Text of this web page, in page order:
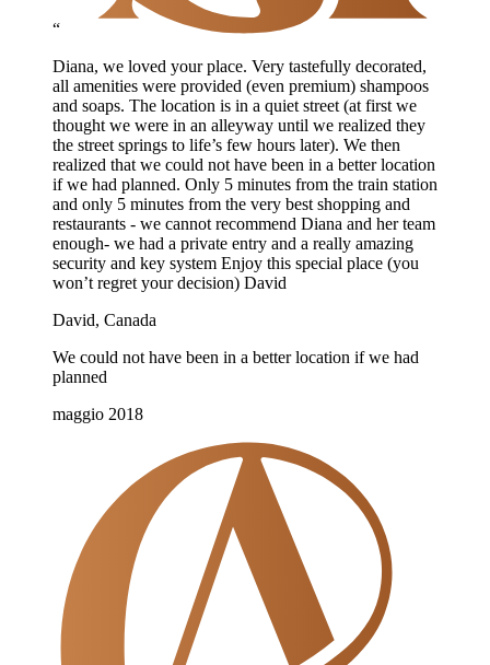
“
Diana, we loved your place. Very tastefully decorated,
all amenities were provided (even premium) shampoos
and soaps. The location is in a quiet street (at first we
thought we were in an alleyway until we realized they
the street springs to life’s few hours later). We then
realized that we could not have been in a better location
if we had planned. Only 5 minutes from the train station
and only 5 minutes from the very best shopping and
restaurants - we cannot recommend Diana and her team
enough- we had a private entry and a really amazing
security and key system Enjoy this special place (you
won’t regret your decision) David
David, Canada
We could not have been in a better location if we had
planned
maggio 2018